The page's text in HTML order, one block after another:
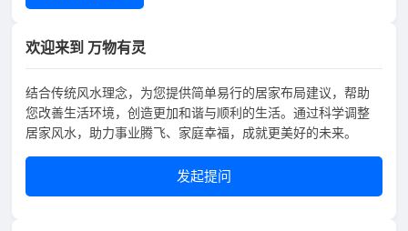
欢迎来到 万物有灵
结合传统风水理念，为您提供简单易行的居家布局建议，帮助
您改善生活环境，创造更加和谐与顺利的生活。通过科学调整
居家风水，助力事业腾飞、家庭幸福，成就更美好的未来。
发起提问